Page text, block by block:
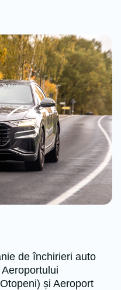
de închirieri auto
și Aeroport